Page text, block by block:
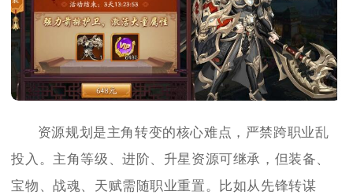
资源规划是主角转变的核心难点，严禁跨职业乱
投入。主角等级、进阶、升星资源可继承，但装备、
宝物、战魂、天赋需随职业重置。比如从先锋转谋